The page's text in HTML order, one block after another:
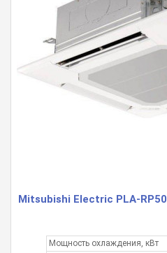
Mitsubishi Electric PLA-
Мощность охлаждения, кВт